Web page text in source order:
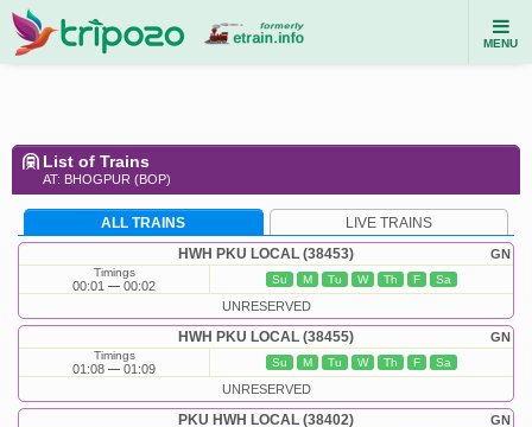
MENU
List of Trains
AT: BHOGPUR (BOP)
ALL TRAINS LIVE TRAINS
GN
HWH PKU LOCAL (38453)
Timings
00:01 00:02 Su M Tu W Th F Sa
UNRESERVED
GN
HWH PKU LOCAL (38455)
Timings
01:08 01:09 Su M Tu W Th F Sa
UNRESERVED
GN
PKU HWH LOCAL (38402)